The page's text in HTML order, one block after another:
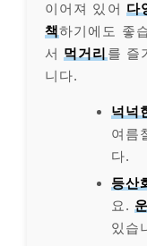
이어져 있어 다
책하기에도 좋
서 먹거리 를 즐
니다.
넉넉
여름
다.
등산
요.
있습